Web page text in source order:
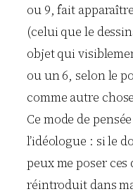
ou 9, fait
(celui que le
objet qui
ou un 6, selon le
comme autre
Ce mode de
l’idéologue : si le
peux me poser ces
réintroduit dans